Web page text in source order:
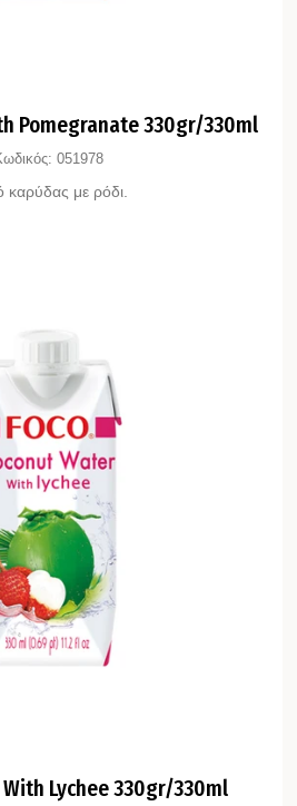
Pomegranate 330gr/330ml
051978
καρύδας με ρόδι.
Lychee 330gr/330ml